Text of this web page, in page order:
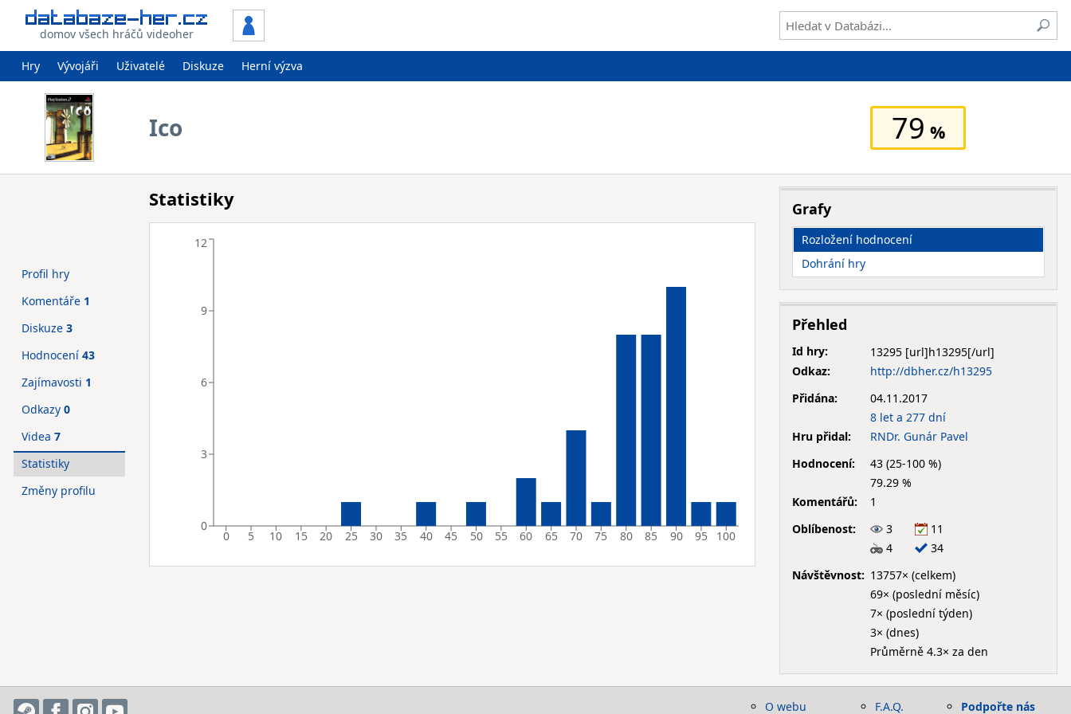
domov všech hráčů videoher
Hry Vývojáři Uživatelé Diskuze Herní výzva
Ico 79
Statistiky
0 5 10 15 20 25 30 35 40 45 50 55 60 65 70 75 80 85 90 95 100
0
3
6
9
12
Profil hry
Komentáře 1
Diskuze 3
Hodnocení 43
Zajímavosti 1
Odkazy 0
Videa 7
Statistiky
Změny profilu
Grafy
Rozložení hodnocení
Dohrání hry
Přehled
Id hry:
13295
Odkaz:
http://dbher.cz/h13295
Přidána:
04.11.2017
8 let a 277 dní
Hru přidal:
RNDr. Gunár Pavel
Hodnocení:
43 (25-100 %)
79.29 %
Komentářů:
1
Oblíbenost:
3
11
4
34
Návštěvnost: 13757× (celkem)
69× (poslední měsíc)
7× (poslední týden)
3× (dnes)
Průměrně 4.3× za den
O webu F.A.Q. Podpořte nás